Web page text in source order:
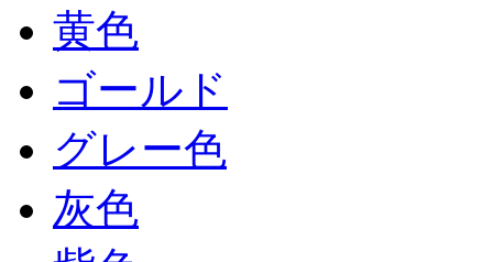
黄色
ゴールド
グレー色
灰色